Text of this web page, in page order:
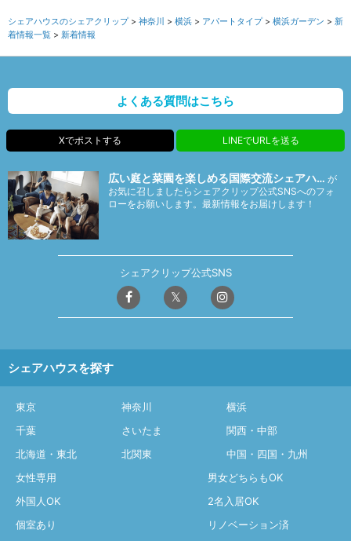
シェアハウスのシェアクリップ 神奈川 横浜 アパートタイプ 横浜ガーデン
新
着情報一覧
新着情報
よくある質問はこちら
Xでポストする LINEでURLを送る
広い庭と菜園を楽しめる国際交流シェアハ… が
お気に召しましたらシェアクリップ公式SNSへのフォ
ローをお願いします。最新情報をお届けします！
シェアクリップ公式SNS
シェアハウスを探す
東京 神奈川
横浜
千葉
さいたま
関西・中部
北海道・東北
北関東
中国・四国・九州
女性専用
男女どちらもOK
外国人OK
2名入居OK
個室あり
リノベーション済